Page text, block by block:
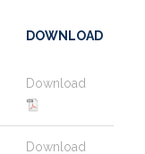
DOWNLOAD
Download
Download